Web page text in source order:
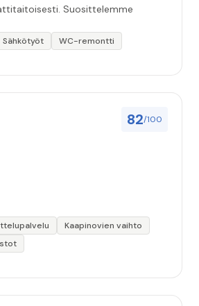
Suosittelemme
Sähkötyöt
WC-remontti
82/100
Kaapinovien vaihto